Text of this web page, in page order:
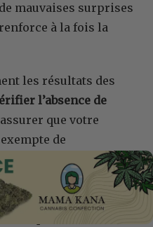
mauvaises surprises
à la fois la
les résultats des
l’absence de
que votre
de
normes de qualité
sorte d’un sceau
la marque s’est engagée
qualité.